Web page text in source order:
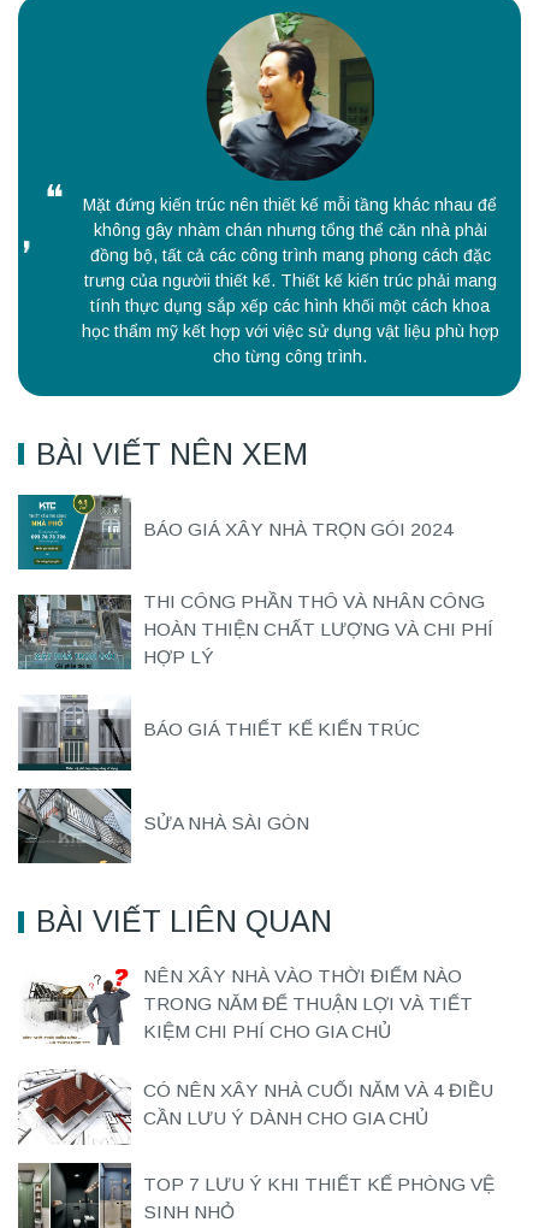
Mặt đứng kiến trúc nên thiết kế mỗi tầng khác nhau để
không gây nhàm chán nhưng tổng thể căn nhà phải
đồng bộ, tất cả các công trình mang phong cách đặc
trưng của ngườii thiết kế. Thiết kế kiến trúc phải mang
tính thực dụng sắp xếp các hình khối một cách khoa
học thẩm mỹ kết hợp với việc sử dụng vật liệu phù hợp
cho từng công trình.
BÀI VIẾT NÊN XEM
BÁO GIÁ XÂY NHÀ TRỌN GÓI 2024
THI CÔNG PHẦN THÔ VÀ NHÂN CÔNG
HOÀN THIỆN CHẤT LƯỢNG VÀ CHI PHÍ
HỢP LÝ
BÁO GIÁ THIẾT KẾ KIẾN TRÚC
SỬA NHÀ SÀI GÒN
BÀI VIẾT LIÊN QUAN
NÊN XÂY NHÀ VÀO THỜI ĐIỂM NÀO
TRONG NĂM ĐỂ THUẬN LỢI VÀ TIẾT
KIỆM CHI PHÍ CHO GIA CHỦ
CÓ NÊN XÂY NHÀ CUỐI NĂM VÀ 4 ĐIỀU
CẦN LƯU Ý DÀNH CHO GIA CHỦ
TOP 7 LƯU Ý KHI THIẾT KẾ PHÒNG VỆ
SINH NHỎ